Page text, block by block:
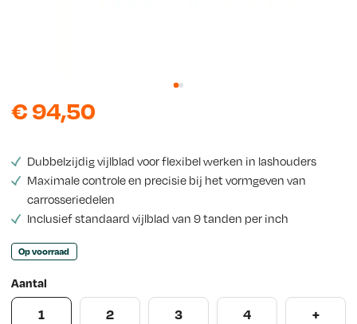
€94,50
Dubbelzijdig vijlblad voor flexibel werken in lashouders
Maximale controle en precisie bij het vormgeven van
carrosseriedelen
Inclusief standaard vijlblad van 9 tanden per inch
Op voorraad
Aantal
1 2 3 4 +